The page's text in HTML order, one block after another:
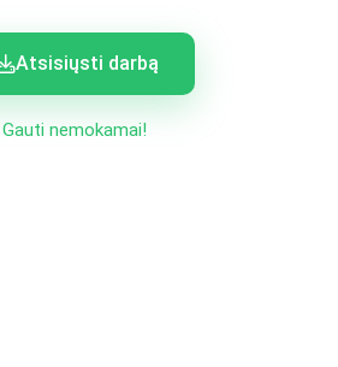
Atsisiųsti darbą
Gauti nemokamai!